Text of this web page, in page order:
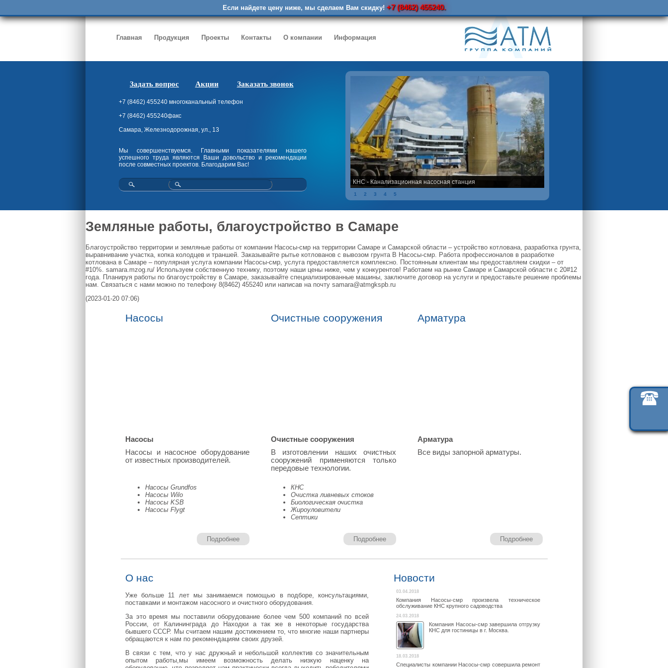
Если найдете цену ниже, мы сделаем Вам скидку! +7 (8462) 455240.
Главная Продукция Проекты Контакты О компании Информация
Задать вопрос Акции Заказать звонок
+7 (8462) 455240 многоканальный телефон
+7 (8462) 455240факс
Самара, Железнодорожная, ул., 13
Мы совершенствуемся. Главными показателями нашего
успешного труда являются Ваши довольство и рекомендации
после совместных проектов. Благодарим Вас!
КНС - Канализационная насосная станция
1 2 3 4 5
Земляные работы, благоустройство в Самаре
Благоустройство территории и земляные работы от компании Насосы-смр на территории Самаре и Самарской области – устройство котлована, разработка грунта,
выравнивание участка, копка колодцев и траншей. Заказывайте рытье котлованов с вывозом грунта В Насосы-смр. Работа профессионалов в разработке
котлована в Самаре – популярная услуга компании Насосы-смр, услуга предоставляется комплексно. Постоянным клиентам мы предоставляем скидки – от
#10%. samara.mzog.ru/ Используем собственную технику, поэтому наши цены ниже, чем у конкурентов! Работаем на рынке Самаре и Самарской области с 20#12
года. Планируя работы по благоустройству в Самаре, заказывайте специализированные машины, заключите договор на услуги и предоставьте решение проблемы
нам. Связаться с нами можно по телефону 8(8462) 455240 или написав на почту samara@atmgkspb.ru
(2023-01-20 07:06)
Насосы Очистные сооружения Арматура
Насосы Очистные сооружения
Арматура
Насосы и насосное оборудование
от известных производителей.
В изготовлении наших очистных
сооружений применяются только
передовые технологии.
Все виды запорной арматуры.
Насосы Grundfos
Насосы Wilo
Насосы KSB
Насосы Flygt
КНС
Очистка ливневых стоков
Биологическая очистка
Жироуловители
Септики
Подробнее Подробнее Подробнее
О нас
Уже больше 11 лет мы занимаемся помощью в подборе, консультациями,
поставками и монтажом насосного и очистного оборудования.
За это время мы поставили оборудование более чем 500 компаний по всей
России, от Калининграда до Находки а так же в некоторые государства
бывшего СССР. Мы считаем нашим достижением то, что многие наши партнеры
обращаются к нам по рекомендациям своих друзей.
В связи с тем, что у нас дружный и небольшой коллектив со значительным
опытом работы,мы имеем возможность делать низкую наценку на
Новости
03.04.2018
Компания Насосы-смр произвела техническое
обслуживание КНС крупного садоводства
24.03.2018
Компания Насосы-смр завершила отгрузку
КНС для гостиницы в г. Москва.
18.03.2018
Специалисты компании Насосы-смр совершила ремонт